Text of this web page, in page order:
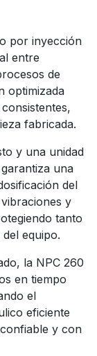
por inyección
entre
de
optimizada
fabricada.
y una unidad
una
del
y
tanto
equipo.
la NPC 260
en tiempo
el
eficiente
y con